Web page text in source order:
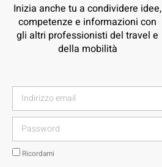
Inizia anche tu a condividere idee,
competenze e informazioni con
gli altri professionisti del travel e
della mobilità
Ricordami